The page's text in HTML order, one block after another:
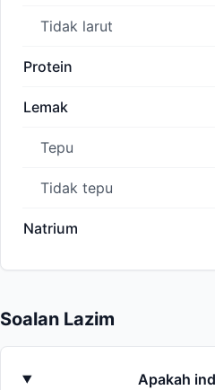
Tidak larut
Protein
Lemak
Tepu
Tidak tepu
Natrium
Soalan Lazim
Apakah